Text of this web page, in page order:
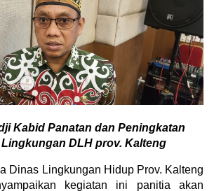
Kabid Panatan dan Peningkatan
DLH prov. Kalteng
Dinas Lingkungan Hidup Prov. Kalteng
kegiatan ini panitia akan